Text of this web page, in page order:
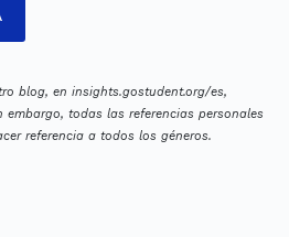
blog, en insights.gostudent.org/es,
todas las referencias personales
referencia a todos los géneros.